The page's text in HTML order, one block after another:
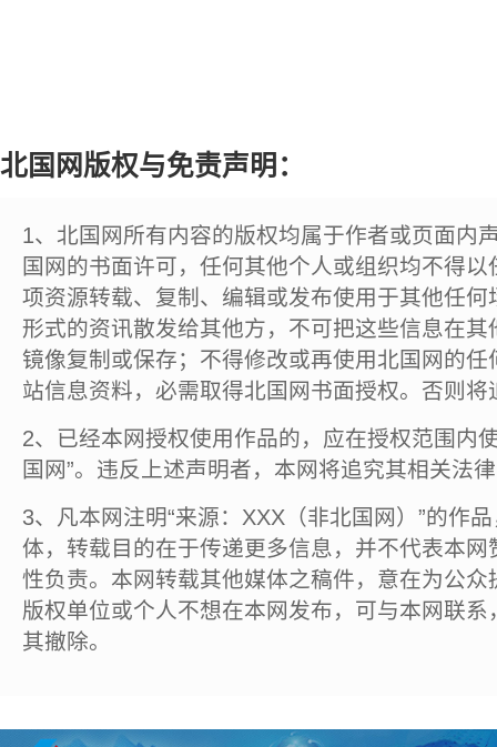
北国网版权与免责声明：
1、北国网所有内容的版权均属于作者或页面内
国网的书面许可，任何其他个人或组织均不得
项资源转载、复制、编辑或发布使用于其他任
形式的资讯散发给其他方，不可把这些信息在
镜像复制或保存；不得修改或再使用北国网的
站信息资料，必需取得北国网书面授权。否则将
2、已经本网授权使用作品的，应在授权范围内
国网”。违反上述声明者，本网将追究其相关法
3、凡本网注明“来源：XXX（非北国网）”的作
体，转载目的在于传递更多信息，并不代表本
性负责。本网转载其他媒体之稿件，意在为公
版权单位或个人不想在本网发布，可与本网联
其撤除。